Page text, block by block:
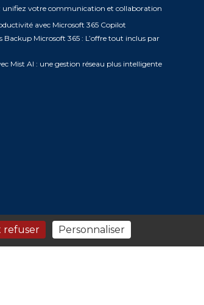
unifiez votre communication et collaboration
avec Microsoft 365 Copilot
Backup Microsoft 365 : L’offre tout inclus par
Mist AI : une gestion réseau plus intelligente
refuser Personnaliser